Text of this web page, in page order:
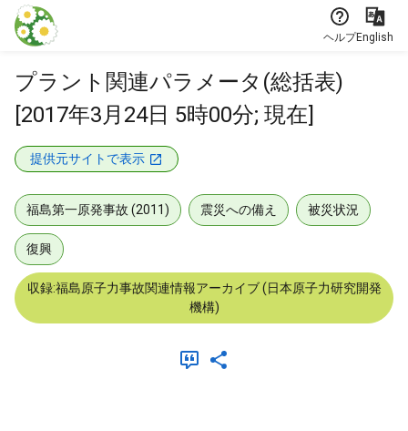
本文に飛ぶ
ヘルプEnglish
プラント関連パラメータ(総括表)
[2017年3月24日 5時00分; 現在]
提供元サイトで表示
福島第一原発事故 (2011) 震災への備え 被災状況
復興
収録:福島原子力事故関連情報アーカイブ (日本原子力研究開発
機構)